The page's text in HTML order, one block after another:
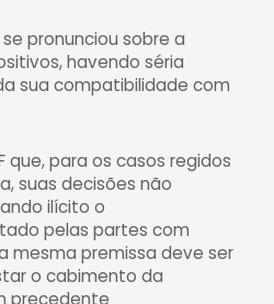
pronunciou sobre a
havendo séria
sua compatibilidade com
que, para os casos regidos
suas decisões não
ilícito o
pelas partes com
mesma premissa deve ser
o cabimento da